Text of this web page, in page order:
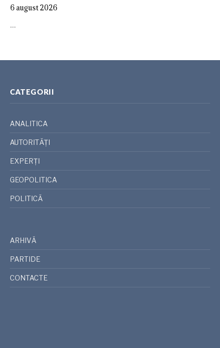
6 august 2026
…
CATEGORII
ANALITICA
AUTORITĂȚI
EXPERȚI
GEOPOLITICA
POLITICĂ
ARHIVĂ
PARTIDE
CONTACTE